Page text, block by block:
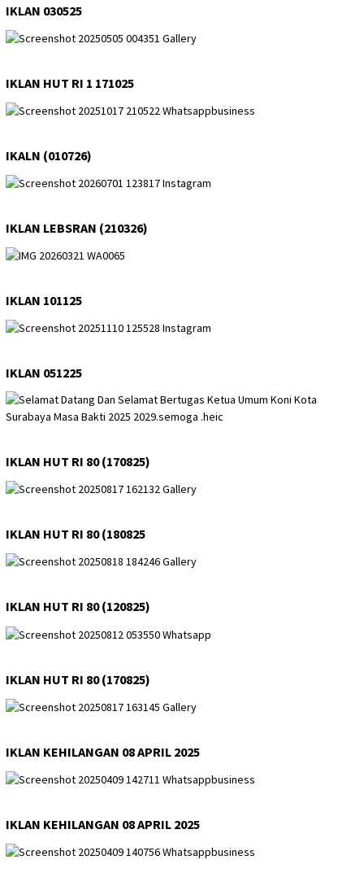
IKLAN 030525
IKLAN HUT RI 1 171025
IKALN (010726)
IKLAN LEBSRAN (210326)
IKLAN 101125
IKLAN 051225
IKLAN HUT RI 80 (170825)
IKLAN HUT RI 80 (180825
IKLAN HUT RI 80 (120825)
IKLAN HUT RI 80 (170825)
IKLAN KEHILANGAN 08 APRIL 2025
IKLAN KEHILANGAN 08 APRIL 2025